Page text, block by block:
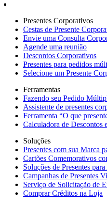
Presentes Corporativos
Cestas de Presente
Envie uma Consulta
Agende uma reunião
Descontos Corporativos
Presentes para pedidos
Selecione um Presente
Ferramentas
Fazendo seu Pedido
Assistente de presentes
Ferramenta “O que
Calculadora de Descontos
Soluções
Presentes com sua Marca
Cartões Comemorativos
Soluções de Presentes
Campanhas de Presentes
Serviço de Solicitação de
Comprar Créditos na Loja